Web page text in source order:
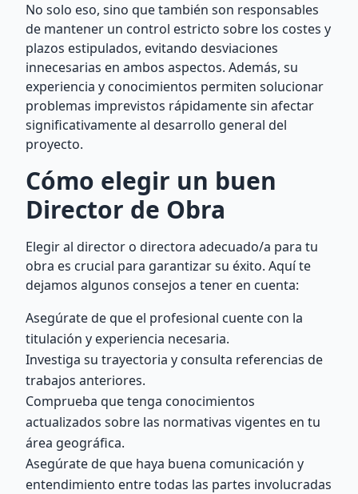
No solo eso, sino que también son responsables
de mantener un control estricto sobre los costes y
plazos estipulados, evitando desviaciones
innecesarias en ambos aspectos. Además, su
experiencia y conocimientos permiten solucionar
problemas imprevistos rápidamente sin afectar
significativamente al desarrollo general del
proyecto.
Cómo elegir un buen
Director de Obra
Elegir al director o directora adecuado/a para tu
obra es crucial para garantizar su éxito. Aquí te
dejamos algunos consejos a tener en cuenta:
Asegúrate de que el profesional cuente con la
titulación y experiencia necesaria.
Investiga su trayectoria y consulta referencias de
trabajos anteriores.
Comprueba que tenga conocimientos
actualizados sobre las normativas vigentes en tu
área geográfica.
Asegúrate de que haya buena comunicación y
entendimiento entre todas las partes involucradas